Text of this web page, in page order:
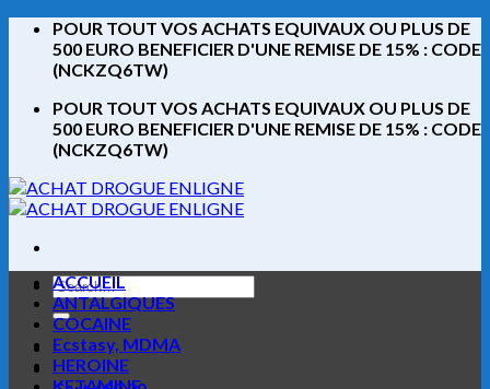
Skip
content
POUR TOUT VOS ACHATS EQUIVAUX OU PLUS DE
500 EURO BENEFICIER D'UNE REMISE DE 15% : CODE
(NCKZQ6TW)
POUR TOUT VOS ACHATS EQUIVAUX OU PLUS DE
500 EURO BENEFICIER D'UNE REMISE DE 15% : CODE
(NCKZQ6TW)
Search
for:
ACCUEIL
ANTALGIQUES
COCAINE
Ecstasy, MDMA
HEROINE